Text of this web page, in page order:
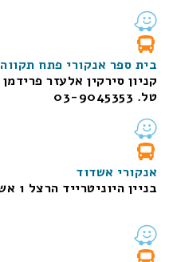
בית ספר אנקורי פתח תקווה
קניון סירקין אלעזר פרידמן 9 פתח תקווה
טל. 03-9045353
אנקורי אשדוד
בניין היוניטרייד הרצל 1 אשדוד